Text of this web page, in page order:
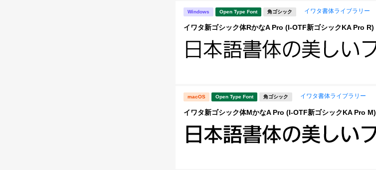
Windows Open Type Font 角ゴシック イワタ書体ライブラリー
イワタ新ゴシック体RかなA Pro (I-OTF新ゴシックKA Pro R)
macOS Open Type Font 角ゴシック イワタ書体ライブラリー
イワタ新ゴシック体MかなA Pro (I-OTF新ゴシックKA Pro M)